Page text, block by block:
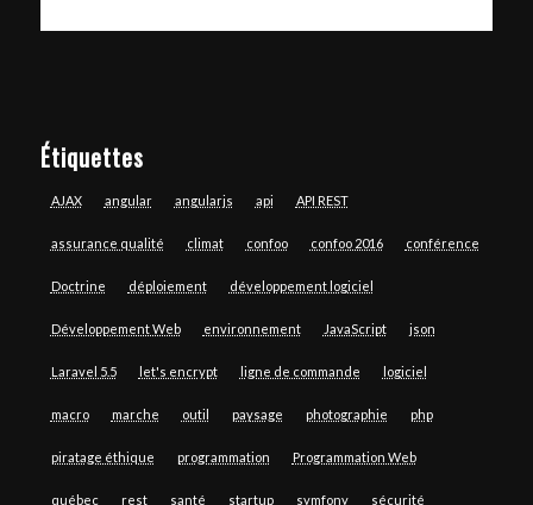
Étiquettes
AJAX angular angularjs api API REST
assurance qualité climat confoo confoo 2016 conférence
Doctrine déploiement développement logiciel
Développement Web environnement JavaScript json
Laravel 5.5 let's encrypt ligne de commande logiciel
macro marche outil paysage photographie php
piratage éthique programmation Programmation Web
québec rest santé startup symfony sécurité